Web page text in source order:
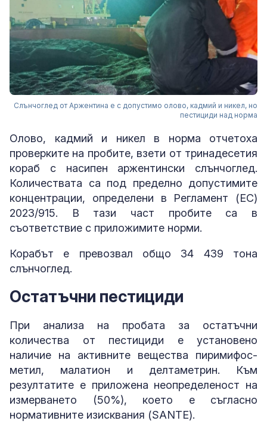
Слънчоглед от Аржентина е с допустимо олово, кадмий и никел, но
пестициди над норма
Олово, кадмий и никел в норма отчетоха
проверките на пробите, взети от тринадесетия
кораб с насипен аржентински слънчоглед.
Количествата са под пределно допустимите
концентрации, определени в Регламент (ЕС)
2023/915. В тази част пробите са в
съответствие с приложимите норми.
Корабът е превозвал общо 34 439 тона
слънчоглед.
Остатъчни пестициди
При анализа на пробата за остатъчни
количества от пестициди е установено
наличие на активните вещества пиримифос-
метил, малатион и делтаметрин. Към
резултатите е приложена неопределеност на
измерването (50%), което е съгласно
нормативните изисквания (SANTE).